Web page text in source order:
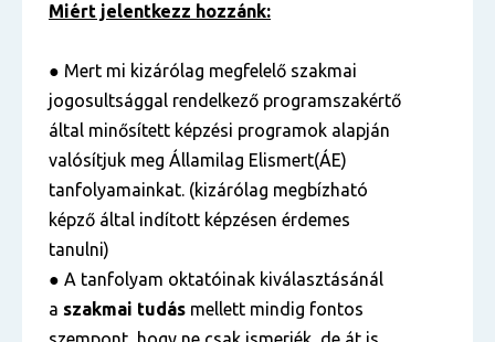
Miért jelentkezz hozzánk:
● Mert mi kizárólag megfelelő szakmai
jogosultsággal rendelkező programszakértő
által minősített képzési programok alapján
valósítjuk meg Államilag Elismert(ÁE)
tanfolyamainkat. (kizárólag megbízható
képző által indított képzésen érdemes
tanulni)
● A tanfolyam oktatóinak kiválasztásánál
a szakmai tudás mellett mindig fontos